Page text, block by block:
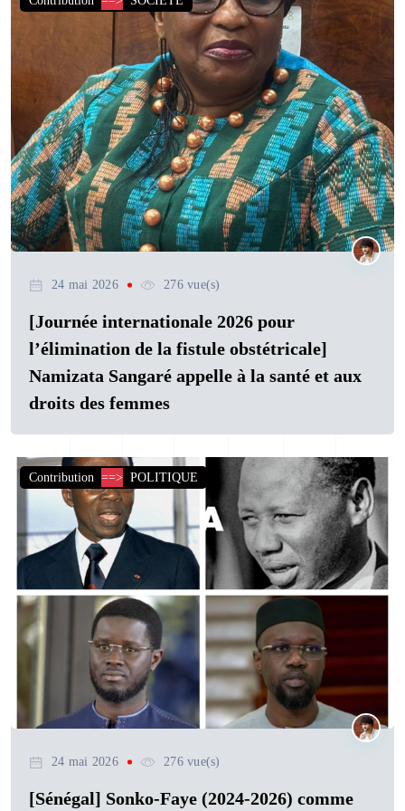
24 mai 2026 276 vue(s)
[Journée internationale 2026 pour
l’élimination de la fistule obstétricale]
Namizata Sangaré appelle à la santé et aux
droits des femmes
Contribution ==> POLITIQUE
24 mai 2026 276 vue(s)
[Sénégal] Sonko-Faye (2024-2026) comme